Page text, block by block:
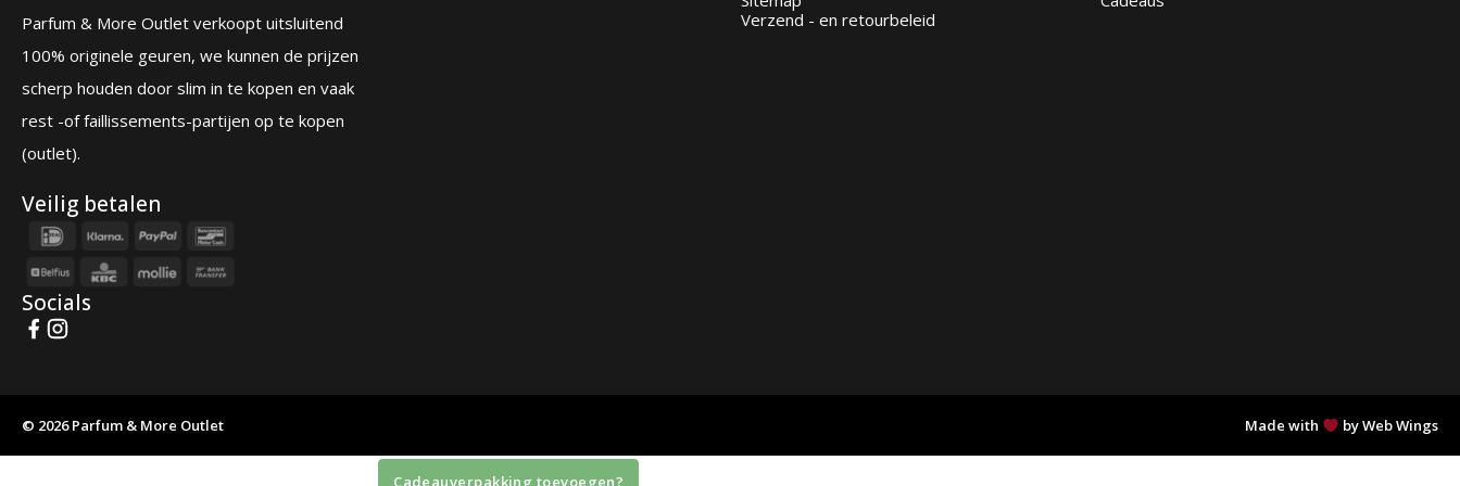
XX By Mexx Lovesome 40ml Eau de Toilette
Cadeauverpakking toevoegen?
Parfum & More Outlet verkoopt uitsluitend
100% originele geuren, we kunnen de prijzen
scherp houden door slim in te kopen en vaak
rest -of faillissements-partijen op te kopen
(outlet).
Verzend - en retourbeleid
Veilig betalen
Socials
© 2026 Parfum & More Outlet Made with by Web Wings